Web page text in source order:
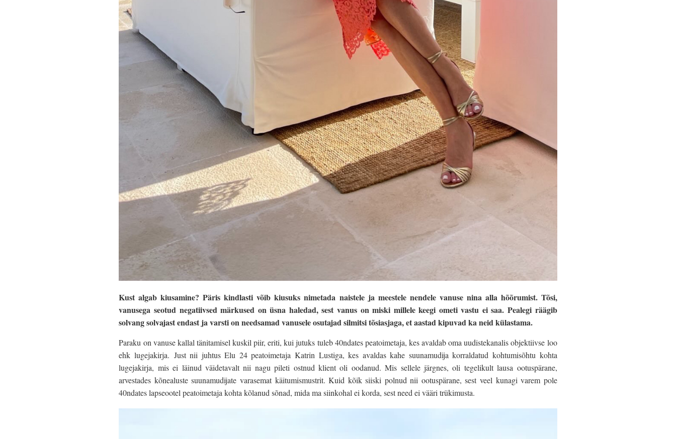
Kust algab kiusamine? Päris kindlasti võib kiusuks nimetada naistele ja meestele nendele vanuse nina alla hõõrumist. Tõsi,
vanusega seotud negatiivsed märkused on üsna haledad, sest vanus on miski millele keegi ometi vastu ei saa. Pealegi räägib
solvang solvajast endast ja varsti on needsamad vanusele osutajad silmitsi tõsiasjaga, et aastad kipuvad ka neid külastama.
Paraku on vanuse kallal tänitamisel kuskil piir, eriti, kui jutuks tuleb 40ndates peatoimetaja, kes avaldab oma uudistekanalis objektiivse loo
ehk lugejakirja. Just nii juhtus Elu 24 peatoimetaja Katrin Lustiga, kes avaldas kahe suunamudija korraldatud kohtumisõhtu kohta
lugejakirja, mis ei läinud väidetavalt nii nagu pileti ostnud klient oli oodanud. Mis sellele järgnes, oli tegelikult lausa ootuspärane,
arvestades kõnealuste suunamudijate varasemat käitumismustrit. Kuid kõik siiski polnud nii ootuspärane, sest veel kunagi varem pole
40ndates lapseootel peatoimetaja kohta kõlanud sõnad, mida ma siinkohal ei korda, sest need ei vääri trükimusta.